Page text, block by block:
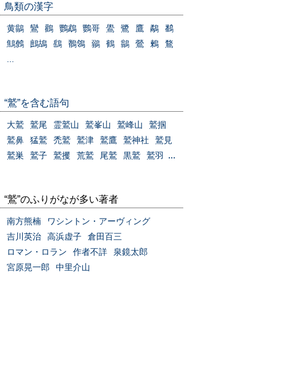
鳥類の漢字
黄鶲 鸞 鸛 鸚鵡 鸚哥 鷽 鷺 鷹 鷸
鷭
鷦鷯
鷓鴣 鷂 鶺鴒 鶸 鶴 鶲 鶯 鶫
鶩
“鷲”を含む語句
大鷲 鷲尾 霊鷲山 鷲峯山 鷲峰山
鷲掴
鷲鼻
猛鷲 禿鷲 鷲津 鷲鷹 鷲神社
鷲見
鷲巣
鷲子 鷲攫 荒鷲 尾鷲 黒鷲 鷲羽 ...
“鷲”のふりがなが多い著者
南方熊楠
ワシントン・アーヴィング
吉川英治
高浜虚子
倉田百三
ロマン・ロラン
作者不詳
泉鏡太郎
宮原晃一郎
中里介山